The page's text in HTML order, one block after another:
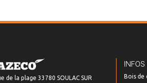
de la plage 33780 SOULAC SUR
INFOS
Bois de